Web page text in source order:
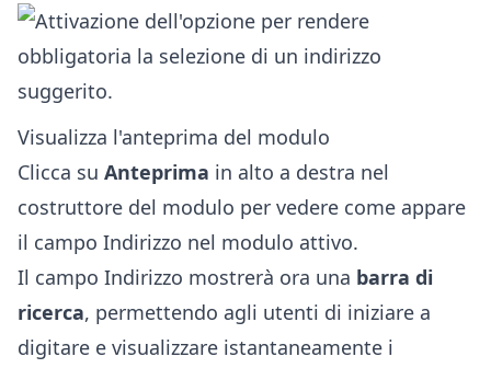
Visualizza l'anteprima del modulo
Clicca su Anteprima in alto a destra nel
costruttore del modulo per vedere come appare
il campo Indirizzo nel modulo attivo.
Il campo Indirizzo mostrerà ora una barra di
ricerca, permettendo agli utenti di iniziare a
digitare e visualizzare istantaneamente i